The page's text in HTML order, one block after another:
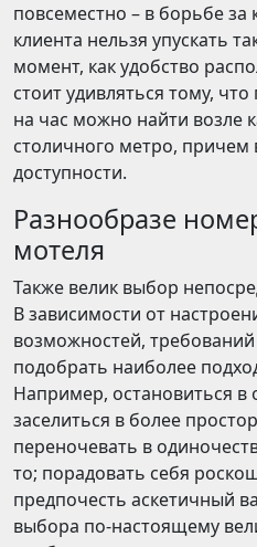
повсеместно – в борьбе
клиента нельзя упускать
момент, как удобство
стоит удивляться тому,
на час можно найти возле
столичного метро, причем
доступности.
Разнообразе
мотеля
Также велик выбор
В зависимости от
возможностей,
подобрать наиболее
Например, остановиться
заселиться в более
переночевать в
то; порадовать себя
предпочесть аскетичный
выбора по-настоящему